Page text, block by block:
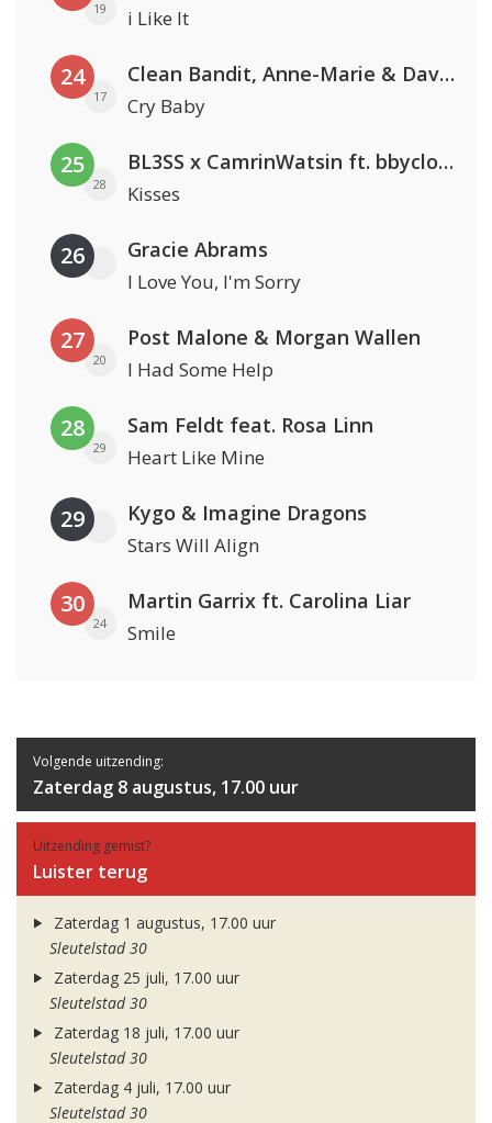
19 i Like It
24
17
Clean Bandit, Anne-Marie & David Guetta
Cry Baby
25
28
BL3SS x CamrinWatsin ft. bbyclose
Kisses
26 Gracie Abrams
I Love You, I'm Sorry
27
20
Post Malone & Morgan Wallen
I Had Some Help
28
29
Sam Feldt feat. Rosa Linn
Heart Like Mine
29 Kygo & Imagine Dragons
Stars Will Align
30
24
Martin Garrix ft. Carolina Liar
Smile
Volgende uitzending:
Zaterdag 8 augustus, 17.00 uur
Uitzending gemist?
Luister terug
Zaterdag 1 augustus, 17.00 uur
Sleutelstad 30
Zaterdag 25 juli, 17.00 uur
Sleutelstad 30
Zaterdag 18 juli, 17.00 uur
Sleutelstad 30
Zaterdag 4 juli, 17.00 uur
Sleutelstad 30